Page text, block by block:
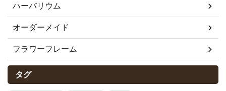
ハーバリウム
オーダーメイド
フラワーフレーム
タグ